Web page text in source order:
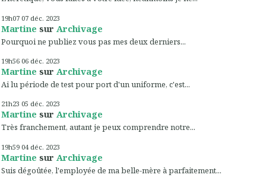
19h07 07 déc. 2023
Martine sur Archivage
Pourquoi ne publiez vous pas mes deux derniers...
19h56 06 déc. 2023
Martine sur Archivage
Ai lu période de test pour port d'un uniforme, c'est...
21h23 05 déc. 2023
Martine sur Archivage
Très franchement, autant je peux comprendre notre...
19h59 04 déc. 2023
Martine sur Archivage
Suis dégoûtée, l'employée de ma belle-mère à parfaitement...